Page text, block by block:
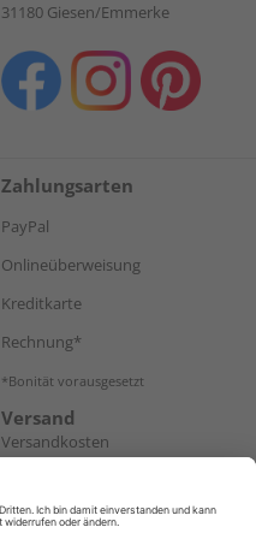
31180 Giesen/Emmerke
Zahlungsarten
PayPal
Onlineüberweisung
Kreditkarte
Rechnung*
*Bonität vorausgesetzt
Versand
Versandkosten